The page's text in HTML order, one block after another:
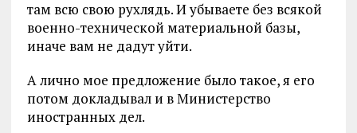
там всю свою рухлядь. И убываете без всякой
военно-технической материальной базы,
иначе вам не дадут уйти.
А лично мое предложение было такое, я его
потом докладывал и в Министерство
иностранных дел.